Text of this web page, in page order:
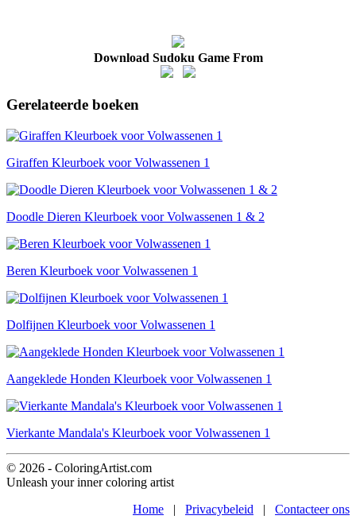
Download Sudoku Game From
Gerelateerde boeken
Giraffen Kleurboek voor Volwassenen 1
Doodle Dieren Kleurboek voor Volwassenen 1 & 2
Beren Kleurboek voor Volwassenen 1
Dolfijnen Kleurboek voor Volwassenen 1
Aangeklede Honden Kleurboek voor Volwassenen 1
Vierkante Mandala's Kleurboek voor Volwassenen 1
© 2026 - ColoringArtist.com
Unleash your inner coloring artist
Home | Privacybeleid | Contacteer ons